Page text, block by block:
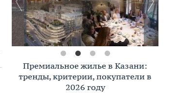
Премиальное жилье в Казани:
тренды, критерии, покупатели в
2026 году